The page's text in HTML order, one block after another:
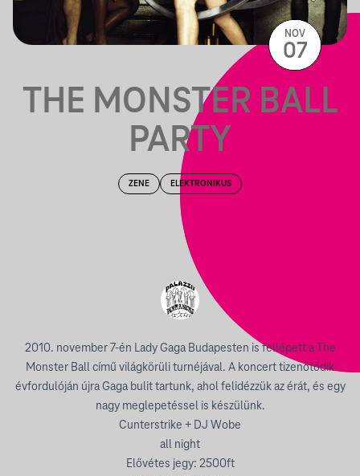
THE MONSTER BALL
PARTY
ZENE ELEKTRONIKUS
2010. november 7-én Lady Gaga Budapesten is fellépett a The
Monster Ball című világkörüli turnéjával. A koncert tizenötödik
évfordulóján újra Gaga bulit tartunk, ahol felidézzük az érát, és egy
nagy meglepetéssel is készülünk.
Cunterstrike + DJ Wobe
all night
Elővétes jegy: 2500ft
NOV
07